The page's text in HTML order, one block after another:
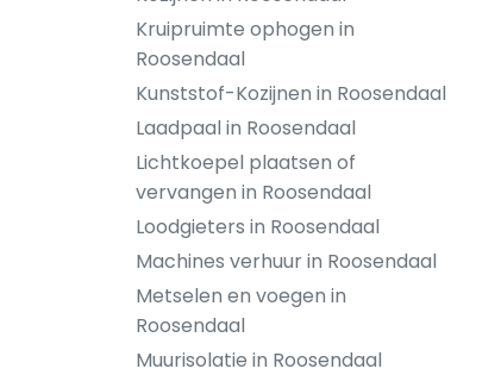
Kruipruimte ophogen in
Roosendaal
Kunststof-Kozijnen in Roosendaal
Laadpaal in Roosendaal
Lichtkoepel plaatsen of
vervangen in Roosendaal
Loodgieters in Roosendaal
Machines verhuur in Roosendaal
Metselen en voegen in
Roosendaal
Muurisolatie in Roosendaal